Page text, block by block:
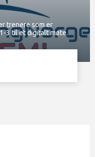
trenere som er
3 til et digitalt møte.